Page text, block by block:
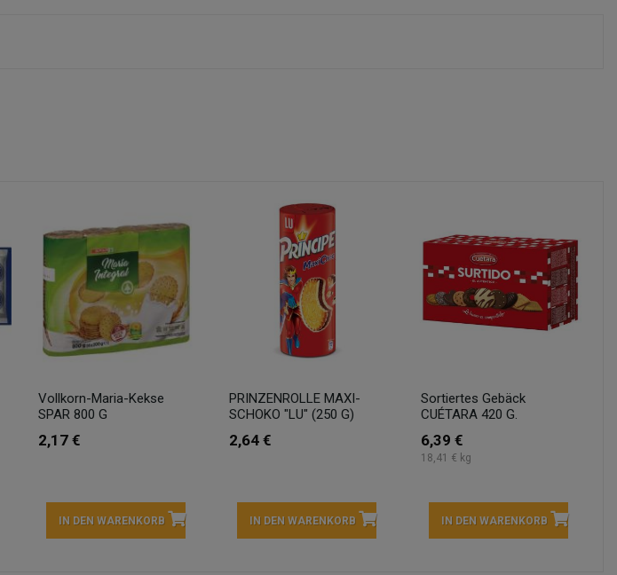
Vollkorn-Maria-Kekse
SPAR 800 G
2,17 €
IN DEN WARENKORB
PRINZENROLLE MAXI-
SCHOKO "LU" (250 G)
2,64 €
IN DEN WARENKORB
Sortiertes Gebäck
CUÉTARA 420 G.
6,39 €
18,41 € kg
IN DEN WARENKORB